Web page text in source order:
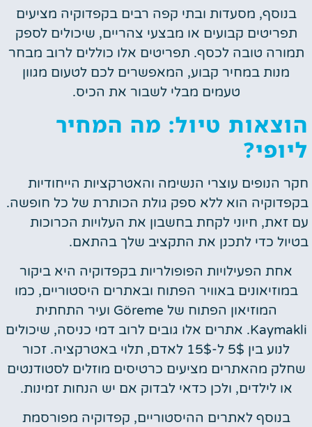
בנוסף, מסעדות ובתי קפה רבים בקפדוקיה מציעים
תפריטים קבועים או מבצעי צהריים, שיכולים לספק
תמורה טובה לכסף. תפריטים אלו כוללים לרוב מבחר
מנות במחיר קבוע, המאפשרים לכם לטעום מגוון
טעמים מבלי לשבור את הכיס.
הוצאות טיול: מה המחיר
ליופי?
חקר הנופים עוצרי הנשימה והאטרקציות הייחודיות
בקפדוקיה הוא ללא ספק גולת הכותרת של כל חופשה.
עם זאת, חיוני לקחת בחשבון את העלויות הכרוכות
בטיול כדי לתכנן את התקציב שלך בהתאם.
אחת הפעילויות הפופולריות בקפדוקיה היא ביקור
במוזיאונים באוויר הפתוח ובאתרים היסטוריים, כמו
המוזיאון הפתוח של Göreme ועיר התחתית
Kaymakli. אתרים אלו גובים לרוב דמי כניסה, שיכולים
לנוע בין 5$ ל-15$ לאדם, תלוי באטרקציה. זכור
שחלק מהאתרים מציעים כרטיסים מוזלים לסטודנטים
או לילדים, ולכן כדאי לבדוק אם יש הנחות זמינות.
בנוסף לאתרים ההיסטוריים, קפדוקיה מפורסמת